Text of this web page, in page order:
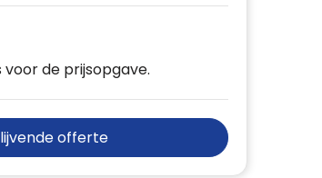
de prijsopgave.
offerte